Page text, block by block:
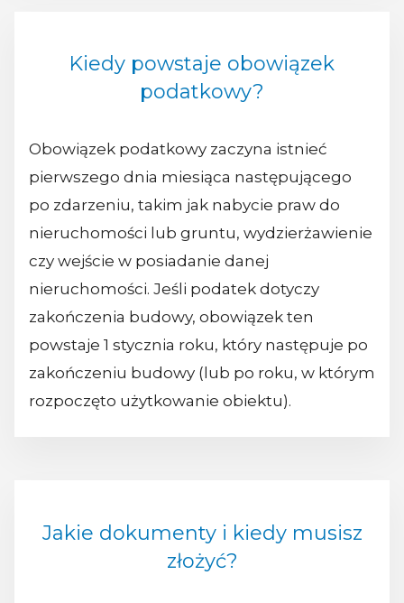
Kiedy powstaje obowiązek
podatkowy?
Obowiązek podatkowy zaczyna istnieć
pierwszego dnia miesiąca następującego
po zdarzeniu, takim jak nabycie praw do
nieruchomości lub gruntu, wydzierżawienie
czy wejście w posiadanie danej
nieruchomości. Jeśli podatek dotyczy
zakończenia budowy, obowiązek ten
powstaje 1 stycznia roku, który następuje po
zakończeniu budowy (lub po roku, w którym
rozpoczęto użytkowanie obiektu).
Jakie dokumenty i kiedy musisz
złożyć?